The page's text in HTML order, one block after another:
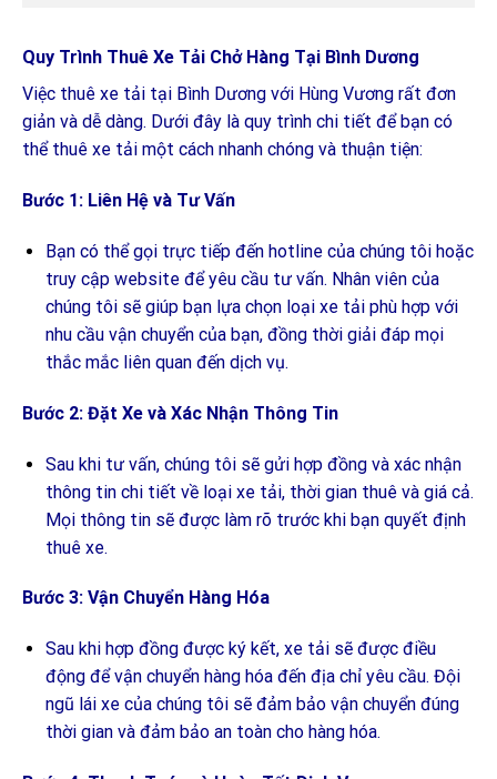
Quy Trình Thuê Xe Tải Chở Hàng Tại Bình Dương
Việc thuê xe tải tại Bình Dương với Hùng Vương rất đơn
giản và dễ dàng. Dưới đây là quy trình chi tiết để bạn có
thể thuê xe tải một cách nhanh chóng và thuận tiện:
Bước 1: Liên Hệ và Tư Vấn
Bạn có thể gọi trực tiếp đến hotline của chúng tôi hoặc
truy cập website để yêu cầu tư vấn. Nhân viên của
chúng tôi sẽ giúp bạn lựa chọn loại xe tải phù hợp với
nhu cầu vận chuyển của bạn, đồng thời giải đáp mọi
thắc mắc liên quan đến dịch vụ.
Bước 2: Đặt Xe và Xác Nhận Thông Tin
Sau khi tư vấn, chúng tôi sẽ gửi hợp đồng và xác nhận
thông tin chi tiết về loại xe tải, thời gian thuê và giá cả.
Mọi thông tin sẽ được làm rõ trước khi bạn quyết định
thuê xe.
Bước 3: Vận Chuyển Hàng Hóa
Sau khi hợp đồng được ký kết, xe tải sẽ được điều
động để vận chuyển hàng hóa đến địa chỉ yêu cầu. Đội
ngũ lái xe của chúng tôi sẽ đảm bảo vận chuyển đúng
thời gian và đảm bảo an toàn cho hàng hóa.